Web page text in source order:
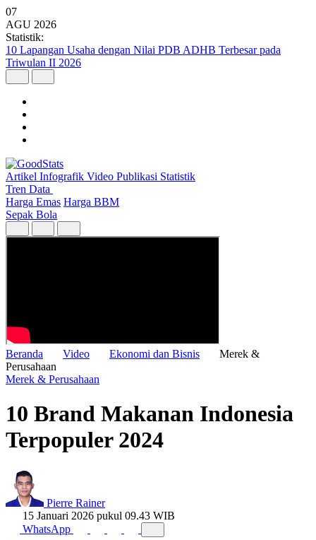
07
AGU 2026
Statistik:
10 Lapangan Usaha dengan Nilai PDB ADHB Terbesar pada
Triwulan II 2026
Artikel Infografik Video Publikasi Statistik
Tren Data
Harga Emas Harga BBM
Sepak Bola
Beranda Video Ekonomi dan Bisnis
Merek &
Perusahaan
Merek & Perusahaan
10 Brand Makanan Indonesia
Terpopuler 2024
Pierre Rainer
15 Januari 2026 pukul 09.43 WIB
WhatsApp